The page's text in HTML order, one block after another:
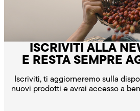
ISCRIVITI ALLA
E RESTA SEMPRE
Iscriviti, ti aggiorneremo sulla
nuovi prodotti e avrai accesso a